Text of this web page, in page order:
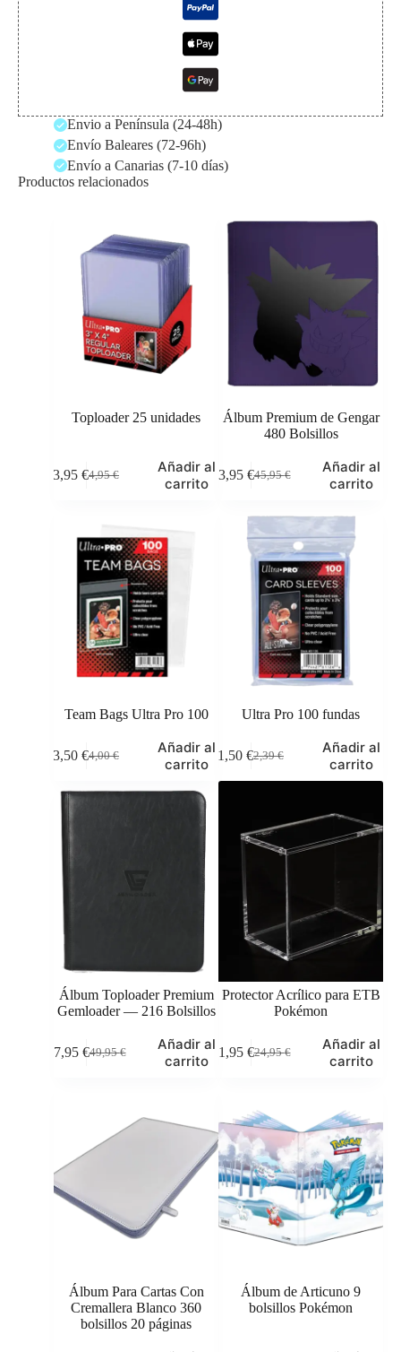
Envio a Península (24-48h)
Envío Baleares (72-96h)
Envío a Canarias (7-10 días)
Productos relacionados
Toploader 25 unidades
4,95€
El
4,95 €.
3,95 €El
3,95 €.
Añadir al
carrito
Álbum Premium de Gengar
480 Bolsillos
45,95€
El
original
era:
45,95 €.
43,95 €El
actual
es:
43,95 €.
Añadir al
carrito
Team Bags Ultra Pro 100
4,00€
El
original
3,50 €El
actual
Añadir al
carrito
Ultra Pro 100 fundas
2,39€
El
precio
2,39 €.
1,50 €El
precio
1,50 €.
Añadir al
carrito
Álbum Toploader Premium
Gemloader — 216 Bolsillos
49,95€
El
49,95 €.
47,95 €El
47,95 €.
Añadir al
carrito
producto
pueden
elegir
Protector Acrílico para ETB
Pokémon
24,95€
El
era:
24,95 €.
21,95 €El
es:
21,95 €.
Añadir al
carrito
Álbum Para Cartas Con
Cremallera Blanco 360
bolsillos 20 páginas
Álbum de Articuno 9
bolsillos Pokémon